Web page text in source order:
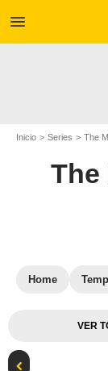
menu
Inicio Series The
The
Home
VER